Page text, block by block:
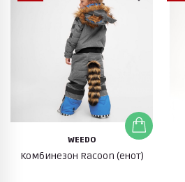
WEEDO
Комбинезон Racoon (енот)